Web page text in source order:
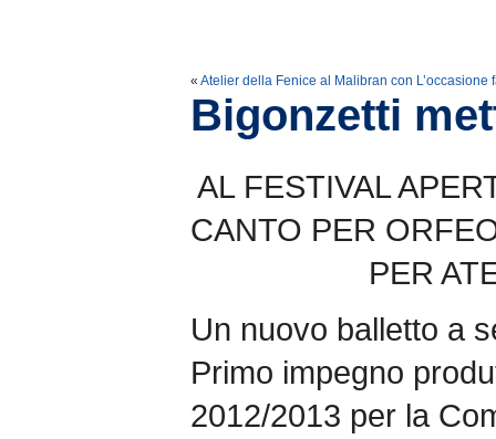
« Atelier della Fenice al Malibran con
Bigonzetti
AL FESTIVAL
CANTO PER
PER
Un nuovo balletto a
Primo impegno
2012/2013 per la